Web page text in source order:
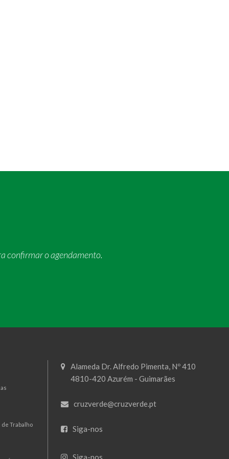
confirmar o agendamento.
Trabalho
Alameda Dr. Alfredo Pimenta, Nº 410
4810-420 Azurém - Guimarães
cruzverde@cruzverde.pt
Siga-nos
Siga-nos